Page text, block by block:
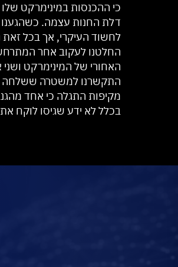
כי ההכנסות במינימרקט
דלת החנות עצמה. כשהגענו
לחשוד העיקרי, אך בכל
האחורי של המינימרקט
התקשרנו למשטרה ששלחה
מקיפות התגלה כי אחד
בכלל לא ידע שגיסו לוקח